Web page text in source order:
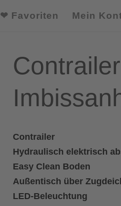
❤ Favoriten Mein
Contrailer
Contrailer
Hydraulisch elektrisch
Easy Clean Boden
Außentisch über
LED-Beleuchtung